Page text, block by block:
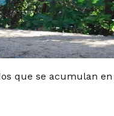
que se acumulan